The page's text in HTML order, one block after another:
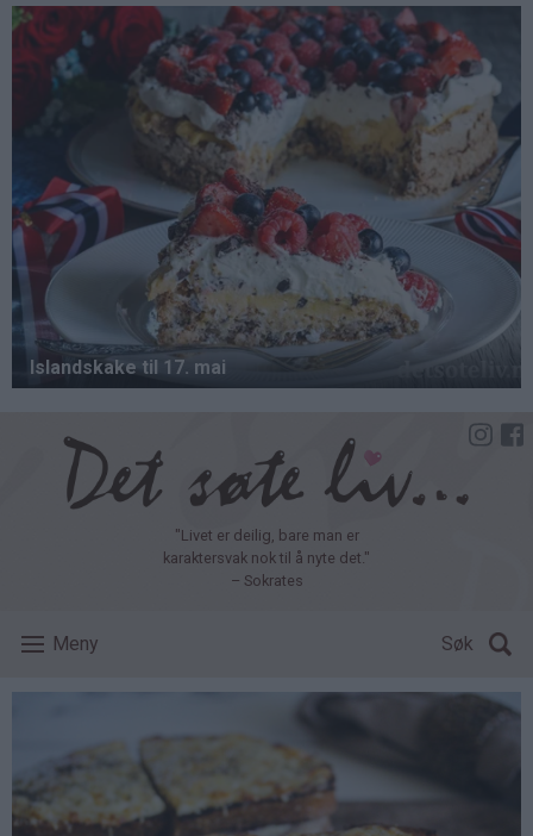
Hopp
hovedinnhold
"Livet er deilig, bare man er
karaktersvak nok til å nyte det."
– Sokrates
Meny Søk